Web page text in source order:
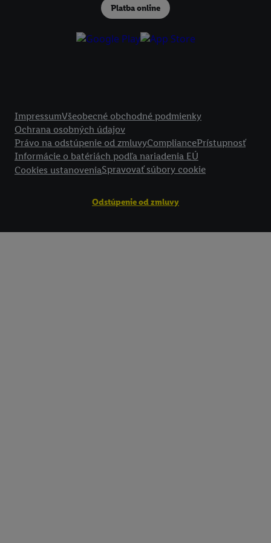
Platba online
ImpressumVšeobecné obchodné podmienky
Ochrana osobných údajov
Právo na odstúpenie od zmluvyCompliancePrístupnosť
Informácie o batériách podľa nariadenia EÚ
Cookies ustanoveniaSpravovať súbory cookie
Odstúpenie od zmluvy